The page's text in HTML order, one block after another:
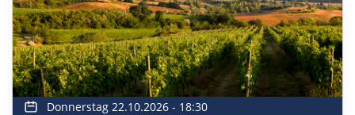
Donnerstag 22.10.2026 - 18:30